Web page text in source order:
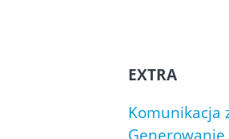
EXTRA
Komunikacja
Generowanie